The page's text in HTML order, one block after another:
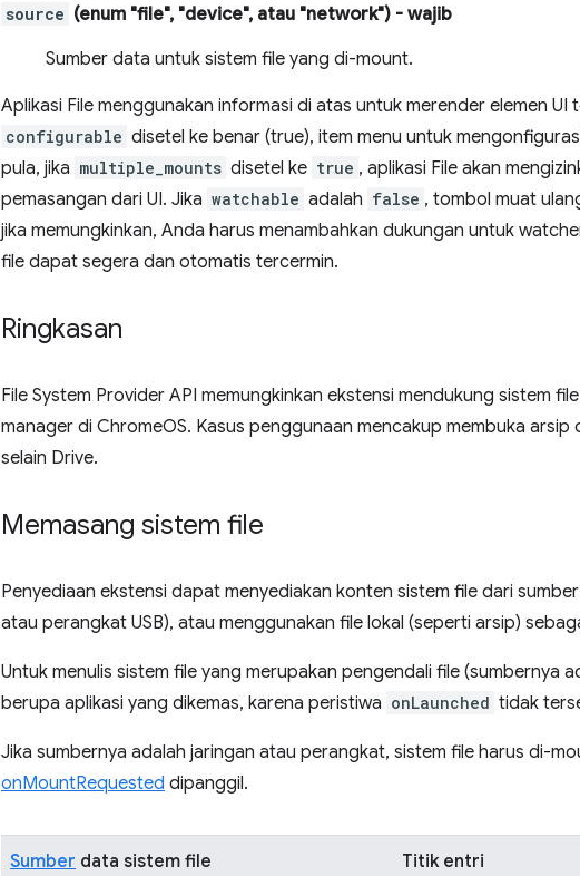
source (enum "file", "device", atau "network") - wajib
Sumber data untuk sistem file yang di-mount.
Aplikasi File menggunakan informasi di atas untuk merender elemen
configurable disetel ke benar (true), item menu untuk
pula, jika multiple_mounts disetel ke true , aplikasi File akan
pemasangan dari UI. Jika watchable adalah false , tombol muat
jika memungkinkan, Anda harus menambahkan dukungan untuk
file dapat segera dan otomatis tercermin.
Ringkasan
File System Provider API memungkinkan ekstensi mendukung sistem
manager di ChromeOS. Kasus penggunaan mencakup membuka arsip
selain Drive.
Memasang sistem file
Penyediaan ekstensi dapat menyediakan konten sistem file dari
atau perangkat USB), atau menggunakan file lokal (seperti arsip)
Untuk menulis sistem file yang merupakan pengendali file (sumbernya
berupa aplikasi yang dikemas, karena peristiwa onLaunched tidak
Jika sumbernya adalah jaringan atau perangkat, sistem file harus di-
onMountRequested dipanggil.
Sumber data sistem file Titik entri